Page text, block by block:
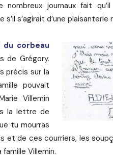
journaux fait qu’il
s’agirait d’une plaisanterie
corbeau
de Grégory.
précis sur la
pouvait
Villemin
la lettre de
tu mourras
et de ces courriers, les
Villemin.